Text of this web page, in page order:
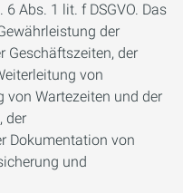
Abs. 1 lit. f DSGVO. Das
der
Geschäftszeiten, der
von
von Wartezeiten und der
der
Dokumentation von
und